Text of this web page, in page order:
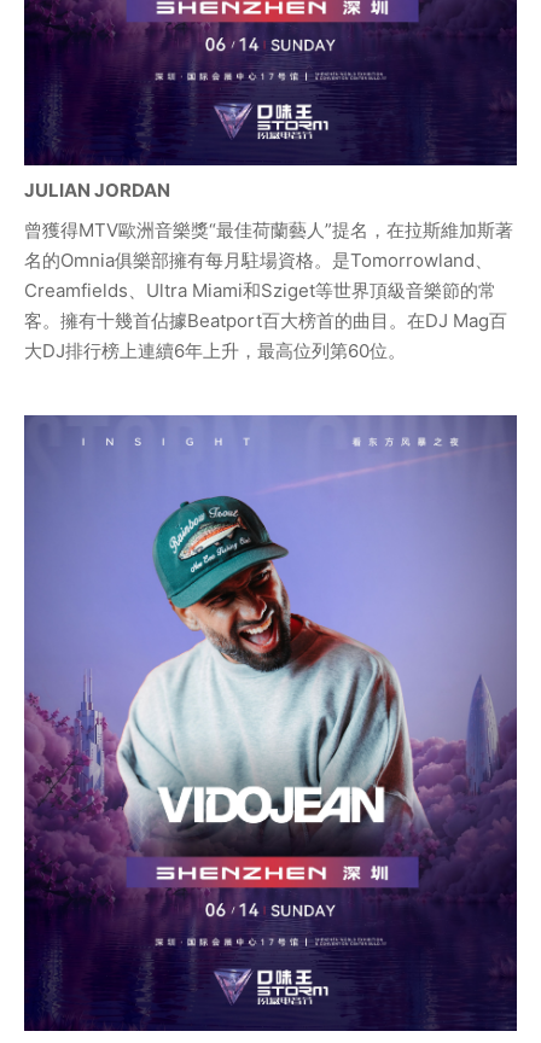
JULIAN JORDAN
曾獲得MTV歐洲音樂獎“最佳荷蘭藝人”提名，在拉斯維加斯著
名的Omnia俱樂部擁有每月駐場資格。是Tomorrowland、
Creamfields、Ultra Miami和Sziget等世界頂級音樂節的常
客。擁有十幾首佔據Beatport百大榜首的曲目。在DJ Mag百
大DJ排行榜上連續6年上升，最高位列第60位。